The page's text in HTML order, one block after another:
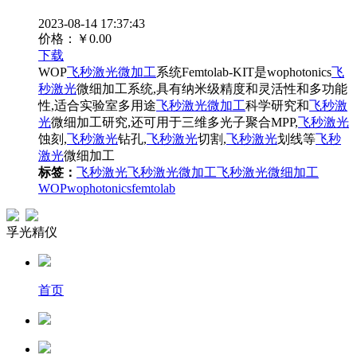
2023-08-14 17:37:43
价格：
￥0.00
下载
WOP飞秒激光微加工系统Femtolab-KIT是wophotonics飞
秒激光微细加工系统,具有纳米级精度和灵活性和多功能
性,适合实验室多用途飞秒激光微加工科学研究和飞秒激
光微细加工研究,还可用于三维多光子聚合MPP,飞秒激光
蚀刻,飞秒激光钻孔,飞秒激光切割,飞秒激光划线等飞秒
激光微细加工
标签： 飞秒激光飞秒激光微加工飞秒激光微细加工
WOPwophotonicsfemtolab
孚光精仪
首页